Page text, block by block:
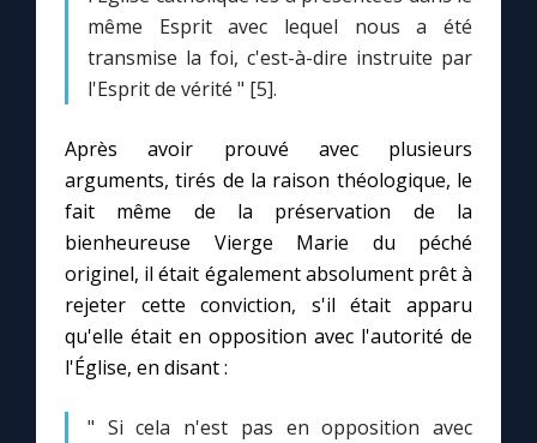
même Esprit avec lequel nous a été
transmise la foi, c'est-à-dire instruite par
l'Esprit de vérité " [5].
Après avoir prouvé avec plusieurs
arguments, tirés de la raison théologique, le
fait même de la préservation de la
bienheureuse Vierge Marie du péché
originel, il était également absolument prêt à
rejeter cette conviction, s'il était apparu
qu'elle était en opposition avec l'autorité de
l'Église, en disant :
" Si cela n'est pas en opposition avec